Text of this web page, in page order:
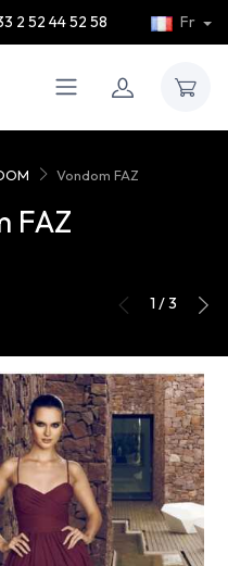
2 52 44 52 58 Fr
Vondom FAZ
FAZ
1 / 3